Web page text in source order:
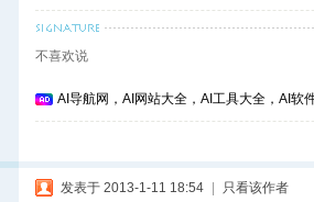
不喜欢说
AI导航网，AI网站大全，AI工具大全，AI软
发表于 2013-1-11 18:54 只看该作者